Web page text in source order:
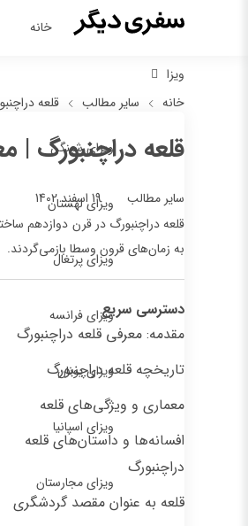
خانه
ویزا
ویزای شینگن
ویزای لهستان
ویزای پرتغال
ویزای فرانسه
ویزای یونان
ویزای اسپانیا
ویزای مجارستان
خانه سایر مطالب قلعه
قلعه دراچنبورگ |
سایر مطالب 19 اسفند 1402
قلعه دراچنبورگ در قرن دوازدهم
به زمان‌های قرون وسطا بازمی‌گردند.
دسترسی سریع
مقدمه: معرفی قلعه دراچنبورگ
تاریخچه قلعه دراچنبورگ
معماری و ویژگی‌های قلعه
افسانه‌ها و داستان‌های قلعه
دراچنبورگ
قلعه به عنوان مقصد گردشگری